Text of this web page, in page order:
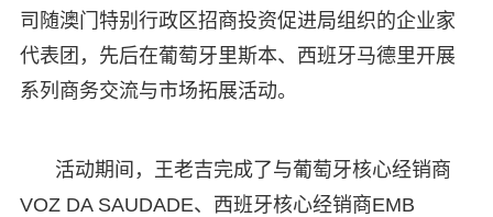
司随澳门特别行政区招商投资促进局组织的企业家
代表团，先后在葡萄牙里斯本、西班牙马德里开展
系列商务交流与市场拓展活动。
活动期间，王老吉完成了与葡萄牙核心经销商
VOZ DA SAUDADE、西班牙核心经销商EMB